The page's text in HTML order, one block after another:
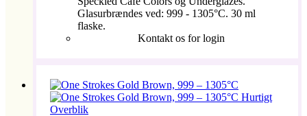
Glasurbrændes ved: 999 - 1305°C. 30 ml
flaske.
Kontakt os for login
Hurtigt
Overblik